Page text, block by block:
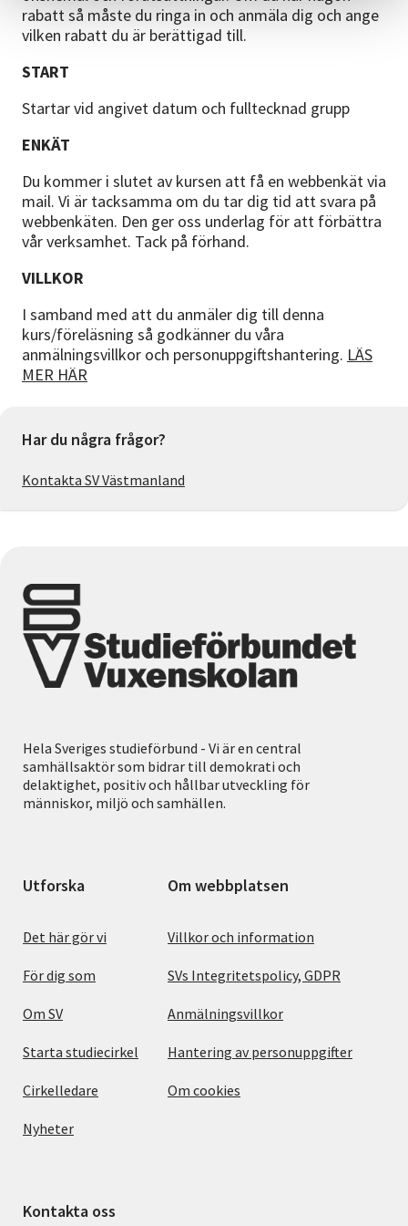
rabatt så måste du ringa in och anmäla dig och ange
vilken rabatt du är berättigad till.
START
Startar vid angivet datum och fulltecknad grupp
ENKÄT
Du kommer i slutet av kursen att få en webbenkät via
mail. Vi är tacksamma om du tar dig tid att svara på
webbenkäten. Den ger oss underlag för att förbättra
vår verksamhet. Tack på förhand.
VILLKOR
I samband med att du anmäler dig till denna
kurs/föreläsning så godkänner du våra
anmälningsvillkor och personuppgiftshantering. LÄS
MER HÄR
Har du några frågor?
Kontakta SV Västmanland
Hela Sveriges studieförbund - Vi är en central
samhällsaktör som bidrar till demokrati och
delaktighet, positiv och hållbar utveckling för
människor, miljö och samhällen.
Utforska
Det här gör vi
För dig som
Om SV
Starta studiecirkel
Cirkelledare
Nyheter
Om webbplatsen
Villkor och information
SVs Integritetspolicy, GDPR
Anmälningsvillkor
Hantering av personuppgifter
Om cookies
Kontakta oss